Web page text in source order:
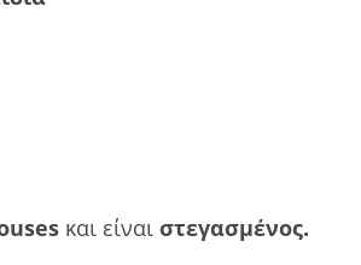
και είναι στεγασμένος.